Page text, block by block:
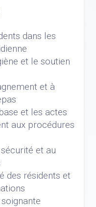
dans les
et le soutien
et à
et les actes
aux procédures
et au
des résidents et